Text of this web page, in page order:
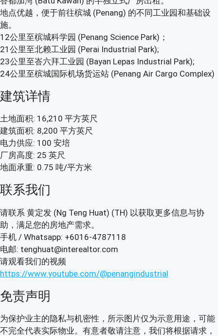
地点优越，便于前往槟城 (Penang) 的不同工业园和基础设
施。
12公里至槟城科学园 (Penang Science Park)；
21公里至北赖工业园 (Perai Industrial Park);
23公里至峇六拜工业园 (Bayan Lepas Industrial Park);
24公里至槟城国际机场货运站 (Penang Air Cargo Complex)
建筑详情
土地面积: 16,210 平方英尺
建筑面积: 8,200 平方英尺
电力供应: 100 安培
厂房高度: 25 英尺
地面承重: 0.75 吨/平方米
联系我们
请联系 黄定发 (Ng Teng Huat) (TH) 以获取更多信息与协
助，满足您的房地产需求。
手机 / Whatsapp: +6016-4787118
电邮: tenghuat@interealtor.com
请观看我们的视频
https://www.youtube.com/@penangindustrial
免责声明
为保护业主的隐私与机密性，所示图片仅为示意用途，可能
不完全代表实际物业。有意者敬请注意，我们将根据请求，